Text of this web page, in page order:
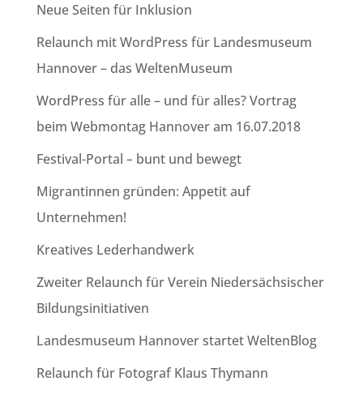
Neue Seiten für Inklusion
Relaunch mit WordPress für Landesmuseum
Hannover – das WeltenMuseum
WordPress für alle – und für alles? Vortrag
beim Webmontag Hannover am 16.07.2018
Festival-Portal – bunt und bewegt
Migrantinnen gründen: Appetit auf
Unternehmen!
Kreatives Lederhandwerk
Zweiter Relaunch für Verein Niedersächsischer
Bildungsinitiativen
Landesmuseum Hannover startet WeltenBlog
Relaunch für Fotograf Klaus Thymann